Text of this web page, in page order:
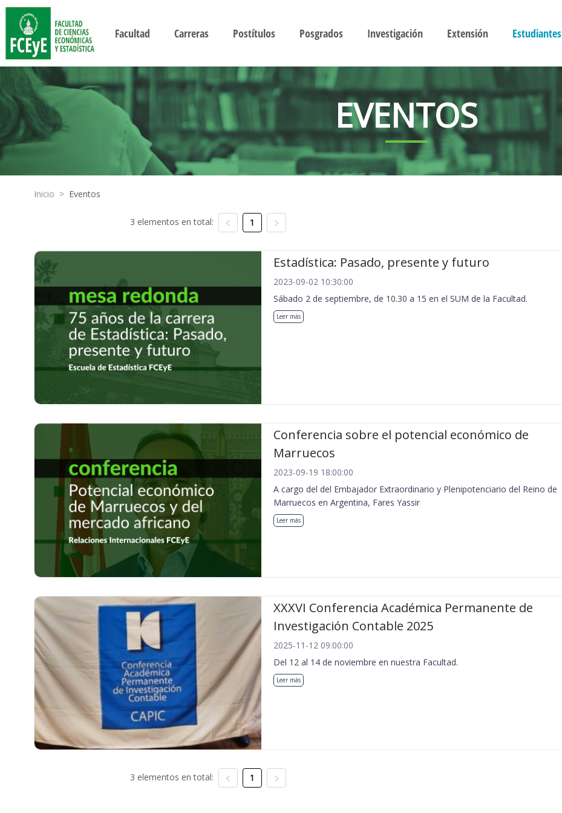
Facultad Carreras Postítulos Posgrados Investigación Extensión Estudiantes
EVENTOS
Inicio > Eventos
3 elementos en total: 1
Estadística: Pasado, presente y futuro
2023-09-02 10:30:00
Sábado 2 de septiembre, de 10.30 a 15 en el SUM de la Facultad.
Leer más
Conferencia sobre el potencial económico de
Marruecos
2023-09-19 18:00:00
A cargo del del Embajador Extraordinario y Plenipotenciario del Reino de
Marruecos en Argentina, Fares Yassir
Leer más
XXXVI Conferencia Académica Permanente de
Investigación Contable 2025
2025-11-12 09:00:00
Del 12 al 14 de noviembre en nuestra Facultad.
Leer más
3 elementos en total: 1